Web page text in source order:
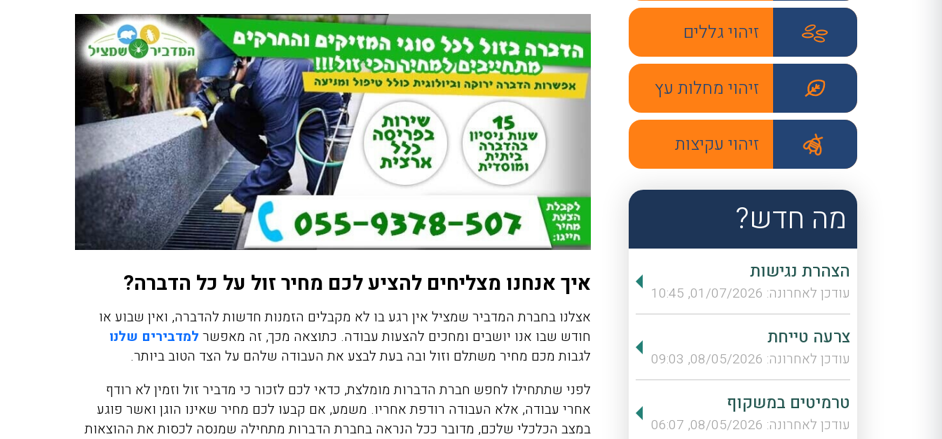
זיהוי גללים
זיהוי מחלות עץ
זיהוי עקיצות
מה חדש?
הצהרת נגישות
עודכן לאחרונה: 01/07/2026, 10:45
צרעה טייחת
עודכן לאחרונה: 08/05/2026, 09:03
טרמיטים במשקוף
עודכן לאחרונה: 08/05/2026, 06:07
איך אנחנו מצליחים להציע לכם מחיר זול על כל הדברה?
אצלנו בחברת המדביר שמציל אין רגע בו לא מקבלים הזמנות חדשות להדברה, ואין שבוע או
חודש שבו אנו יושבים ומחכים להצעות עבודה. כתוצאה מכך, זה מאפשר למדבירים שלנו
לגבות מכם מחיר משתלם וזול ובה בעת לבצע את העבודה שלהם על הצד הטוב ביותר.
לפני שתתחילו לחפש חברת הדברות מומלצת, כדאי לכם לזכור כי מדביר זול וזמין לא רודף
אחרי עבודה, אלא העבודה רודפת אחריו. משמע, אם קבעו לכם מחיר שאינו הוגן ואשר פוגע
במצב הכלכלי שלכם, מדובר ככל הנראה בחברת הדברות מתחילה שמנסה לכסות את ההוצאות